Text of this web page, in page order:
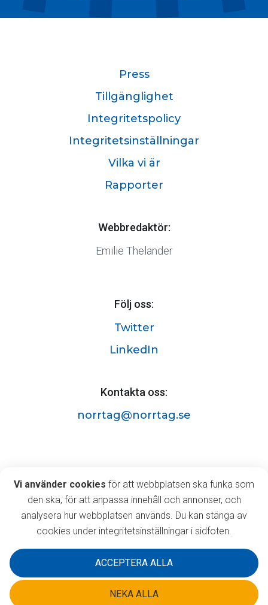
Kontakta oss:
norrtag@norrtag.se
Östermalmsgatan 63A,
903 35 Umeå
Press
Tillgänglighet
Integritetspolicy
Integritetsinställningar
Vilka vi är
Rapporter
Webbredaktör:
Emilie Thelander
Följ oss:
Twitter
LinkedIn
Vi använder cookies
Vi använder cookies för att webbplatsen ska funka som
den ska, för att anpassa innehåll och annonser, och
analysera hur webbplatsen används. Du kan stänga av
cookies under integritetsinställningar i sidfoten.
ACCEPTERA ALLA
NEKA ALLA